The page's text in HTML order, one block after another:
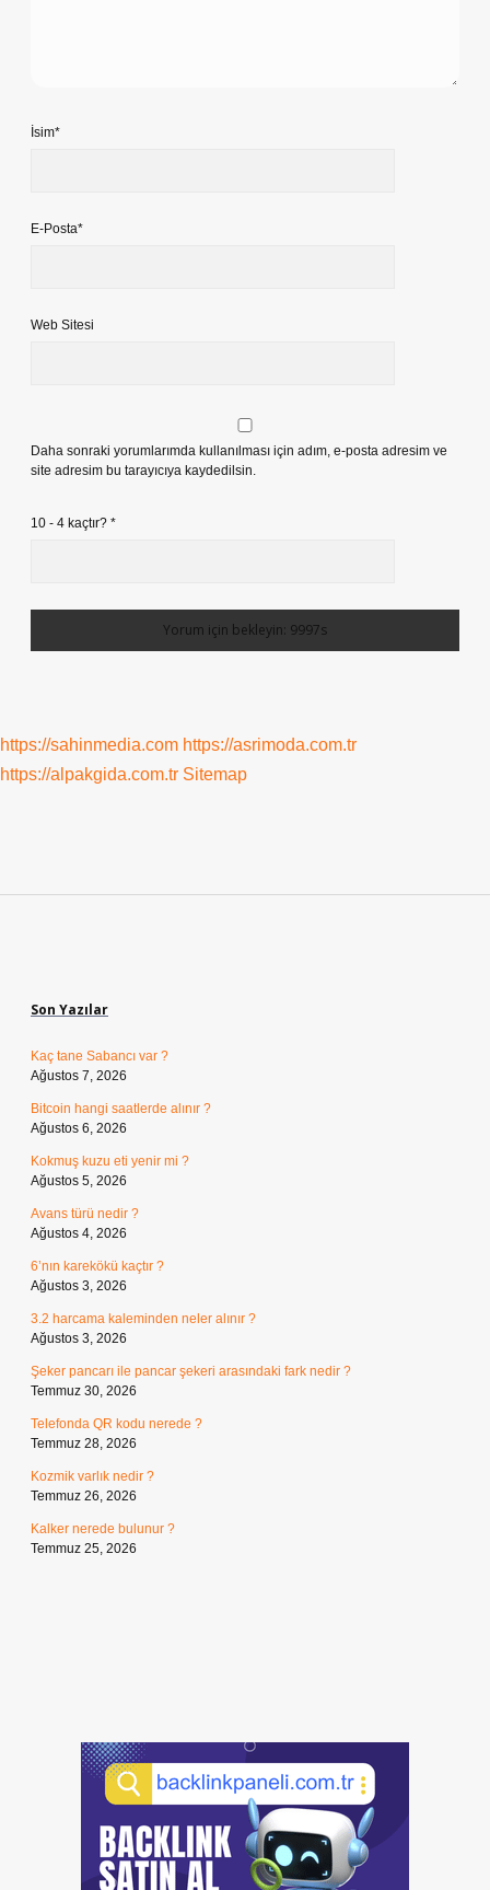
İsim*
E-Posta*
Web Sitesi
Daha sonraki yorumlarımda kullanılması için adım, e-posta adresim ve
site adresim bu tarayıcıya kaydedilsin.
10 - 4 kaçtır? *
https://sahinmedia.com https://asrimoda.com.tr
https://alpakgida.com.tr Sitemap
Son Yazılar
Kaç tane Sabancı var ?
Ağustos 7, 2026
Bitcoin hangi saatlerde alınır ?
Ağustos 6, 2026
Kokmuş kuzu eti yenir mi ?
Ağustos 5, 2026
Avans türü nedir ?
Ağustos 4, 2026
6’nın karekökü kaçtır ?
Ağustos 3, 2026
3.2 harcama kaleminden neler alınır ?
Ağustos 3, 2026
Şeker pancarı ile pancar şekeri arasındaki fark nedir ?
Temmuz 30, 2026
Telefonda QR kodu nerede ?
Temmuz 28, 2026
Kozmik varlık nedir ?
Temmuz 26, 2026
Kalker nerede bulunur ?
Temmuz 25, 2026